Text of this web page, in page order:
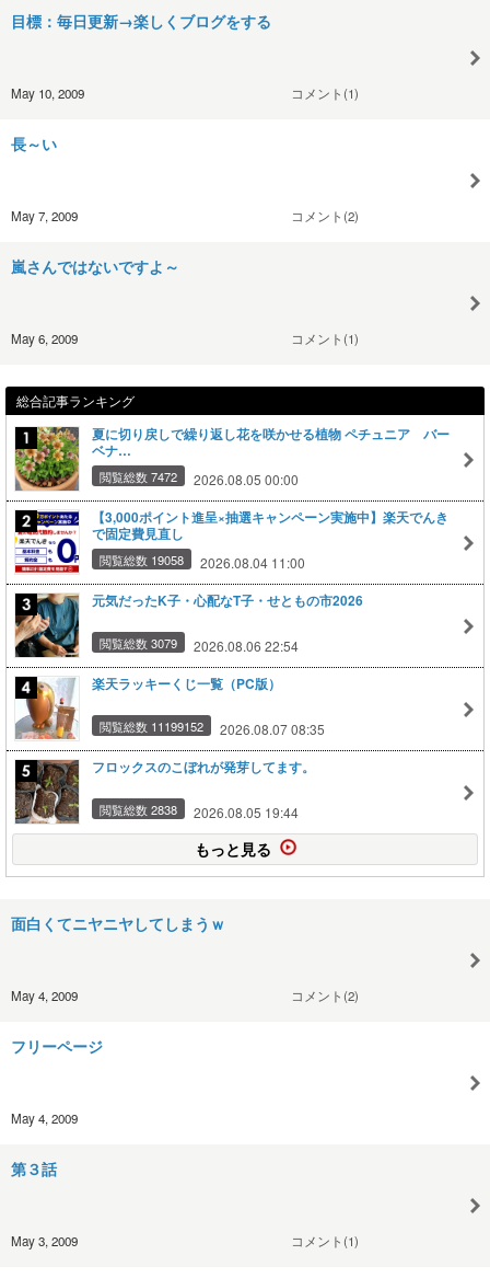
目標：毎日更新→楽しくブログをする
May 10, 2009 コメント(1)
長～い
May 7, 2009 コメント(2)
嵐さんではないですよ～
May 6, 2009 コメント(1)
総合記事ランキング
夏に切り戻しで繰り返し花を咲かせる植物 ペチュニア バー
ベナ…
閲覧総数 7472 2026.08.05 00:00
【3,000ポイント進呈×抽選キャンペーン実施中】楽天でんき
で固定費見直し
閲覧総数 19058 2026.08.04 11:00
元気だったK子・心配なT子・せともの市2026
閲覧総数 3079 2026.08.06 22:54
楽天ラッキーくじ一覧（PC版）
閲覧総数 11199152 2026.08.07 08:35
フロックスのこぼれが発芽してます。
閲覧総数 2838 2026.08.05 19:44
もっと見る
面白くてニヤニヤしてしまうｗ
May 4, 2009 コメント(2)
フリーページ
May 4, 2009
第３話
May 3, 2009 コメント(1)